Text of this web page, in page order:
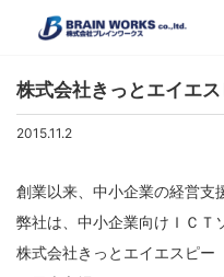
ブレインワークスの紹介
ブレインワークスの実績
官公庁・自治体のご担当者様へ
拠点一覧
ニュースリリース
セミナー・イベント
関連会社
株式会社ＩＴグローバルブレイン
株式会社きっとエイエ
2015.11.2
創業以来、中小企業の経営支
弊社は、中小企業向けＩＣＴ
株式会社きっとエイエスピー